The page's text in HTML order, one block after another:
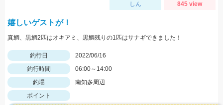
しん 845 view
嬉しいゲストが！
真鯛、黒鯛2匹はオキアミ、黒鯛残りの1匹はサナギできました！
釣行日
2022/06/16
釣行時間
06:00～14:00
釣場
南知多周辺
ポイント